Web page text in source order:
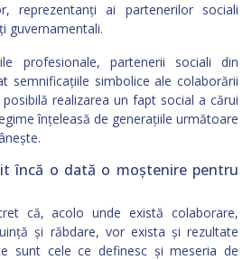
reprezentanți ai partenerilor sociali
guvernamentali.
profesionale, partenerii sociali din
semnificațiile simbolice ale colaborării
realizarea un fapt social a cărui
înțeleasă de generațiile următoare
încă o dată o moștenire pentru
că, acolo unde există colaborare,
și răbdare, vor exista și rezultate
sunt cele ce definesc și meseria de